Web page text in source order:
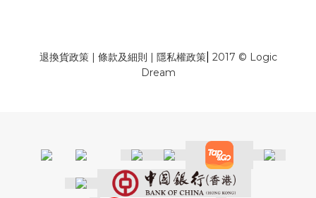
退換貨政策| 條款及細則 | 隱私權政策| 2017 © Logic
Dream